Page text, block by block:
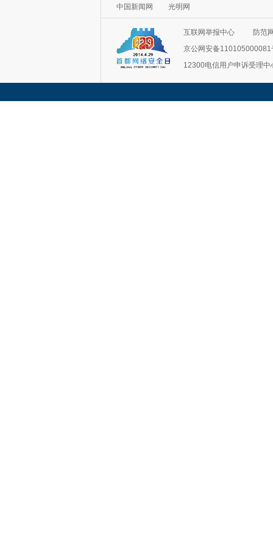
中国新闻网
光明网
互联网举报中心
防范
京公网安备110105000081
12300电信用户申诉受理中